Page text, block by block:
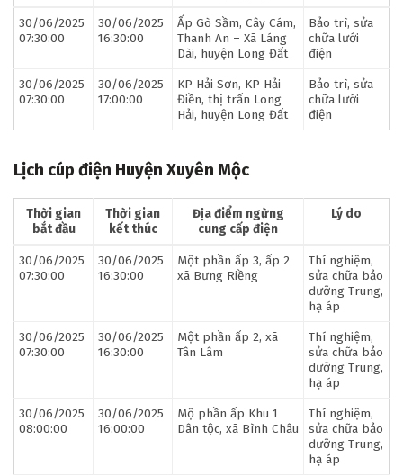
30/06/2025
07:30:00
30/06/2025
16:30:00
Ấp Gò Sầm, Cây Cám,
Thanh An – Xã Láng
Dài, huyện Long Đất
Bảo trì, sửa
chữa lưới
điện
30/06/2025
07:30:00
30/06/2025
17:00:00
KP Hải Sơn, KP Hải
Điền, thị trấn Long
Hải, huyện Long Đất
Bảo trì, sửa
chữa lưới
điện
Lịch cúp điện Huyện Xuyên Mộc
Thời gian
bắt đầu
Thời gian
kết thúc
Địa điểm ngừng
cung cấp điện
Lý do
30/06/2025
07:30:00
30/06/2025
16:30:00
Một phần ấp 3, ấp 2
xã Bưng Riềng
Thí nghiệm,
sửa chữa bảo
dưỡng Trung,
hạ áp
30/06/2025
07:30:00
30/06/2025
16:30:00
Một phần ấp 2, xã
Tân Lâm
Thí nghiệm,
sửa chữa bảo
dưỡng Trung,
hạ áp
30/06/2025
08:00:00
30/06/2025
16:00:00
Mộ phần ấp Khu 1
Dân tộc, xã Bình Châu
Thí nghiệm,
sửa chữa bảo
dưỡng Trung,
hạ áp